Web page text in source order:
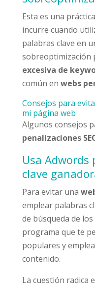
Esta es una
incurre cuando
palabras clave en
sobreoptimización
excesiva de
común en webs
Consejos para
mi página web
Algunos consejos
penalizaciones
Usa Adwords
clave
Para evitar una
emplear palabras
de búsqueda de
programa que te
populares y
contenido.
La cuestión radica